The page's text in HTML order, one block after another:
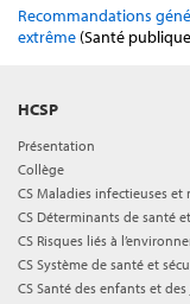
Recommandations
extrême (Santé
HCSP
Présentation
Collège
CS Maladies infectieuses
CS Déterminants de santé
CS Risques liés à
CS Système de santé et
CS Santé des enfants et